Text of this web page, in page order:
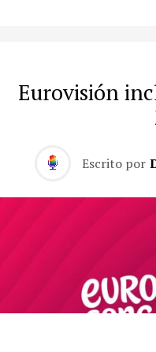
Eurovisión
Escrito por